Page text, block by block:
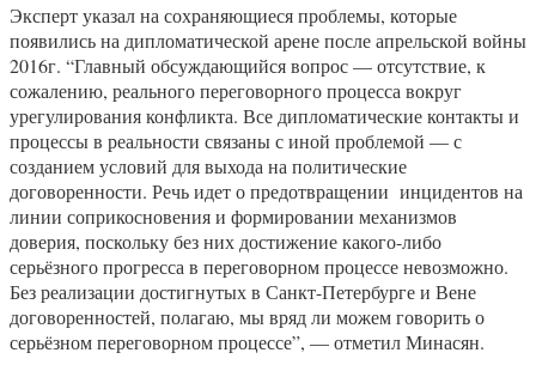
Эксперт указал на сохраняющиеся проблемы, которые
появились на дипломатической арене после апрельской войны
2016г. “Главный обсуждающийся вопрос — отсутствие, к
сожалению, реального переговорного процесса вокруг
урегулирования конфликта. Все дипломатические контакты и
процессы в реальности связаны с иной проблемой — с
созданием условий для выхода на политические
договоренности. Речь идет о предотвращении инцидентов на
линии соприкосновения и формировании механизмов
доверия, поскольку без них достижение какого-либо
серьёзного прогресса в переговорном процессе невозможно.
Без реализации достигнутых в Санкт-Петербурге и Вене
договоренностей, полагаю, мы вряд ли можем говорить о
серьёзном переговорном процессе”, — отметил Минасян.